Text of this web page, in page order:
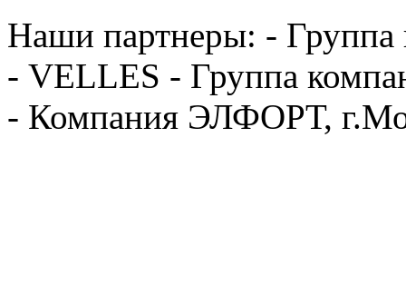
Наши партнеры: -
- VELLES - Группа
- Компания ЭЛФОРТ,